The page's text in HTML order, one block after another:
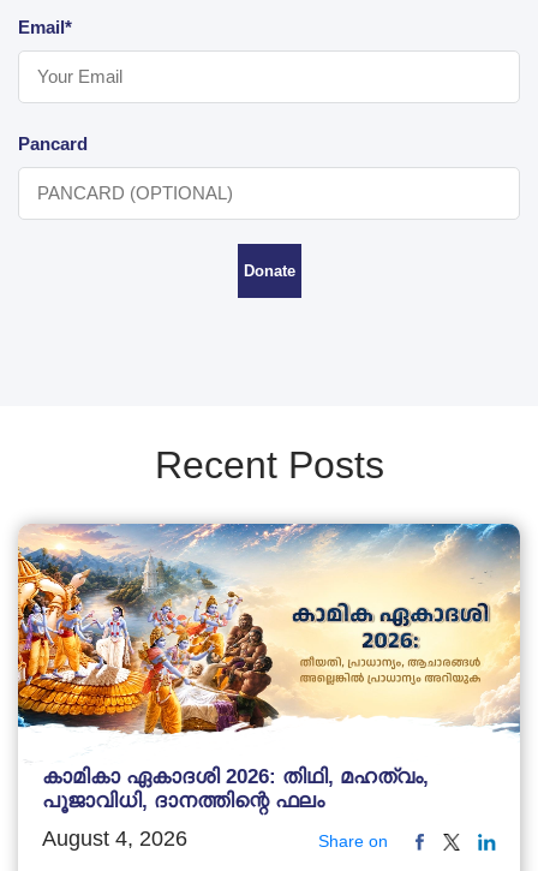
Email*
Pancard
Donate
Recent Posts
കാമികാ ഏകാദശി 2026: തിഥി, മഹത്വം,
പൂജാവിധി, ദാനത്തിന്റെ ഫലം
August 4, 2026 Share on